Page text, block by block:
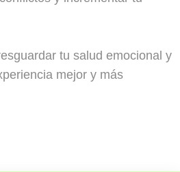
tu salud emocional y
mejor y más